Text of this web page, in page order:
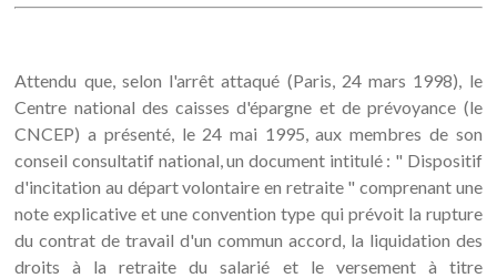
Attendu que, selon l'arrêt attaqué (Paris, 24 mars 1998), le
Centre national des caisses d'épargne et de prévoyance (le
CNCEP) a présenté, le 24 mai 1995, aux membres de son
conseil consultatif national, un document intitulé : " Dispositif
d'incitation au départ volontaire en retraite " comprenant une
note explicative et une convention type qui prévoit la rupture
du contrat de travail d'un commun accord, la liquidation des
droits à la retraite du salarié et le versement à titre